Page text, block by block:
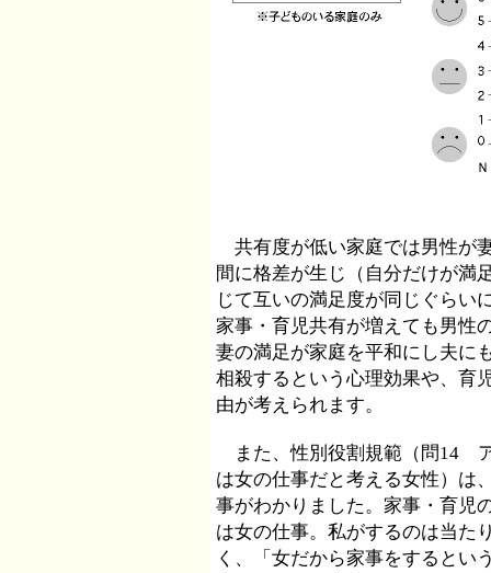
共有度が低い家庭では男性が
間に格差が生じ（自分だけが満
じて互いの満足度が同じぐらい
家事・育児共有が増えても男性
妻の満足が家庭を平和にし夫に
相殺するという心理効果や、育
由が考えられます。
また、性別役割規範（問14
は女の仕事だと考える女性）は
事がわかりました。家事・育児
は女の仕事。私がするのは当た
く、「女だから家事をするとい